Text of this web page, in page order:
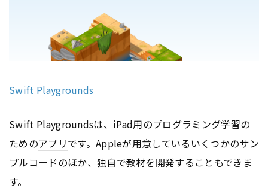
Swift Playgrounds
Swift Playgroundsは、iPad用のプログラミング学習の
ためのアプリです。Appleが用意しているいくつかのサン
プルコードのほか、独自で教材を開発することもできま
す。